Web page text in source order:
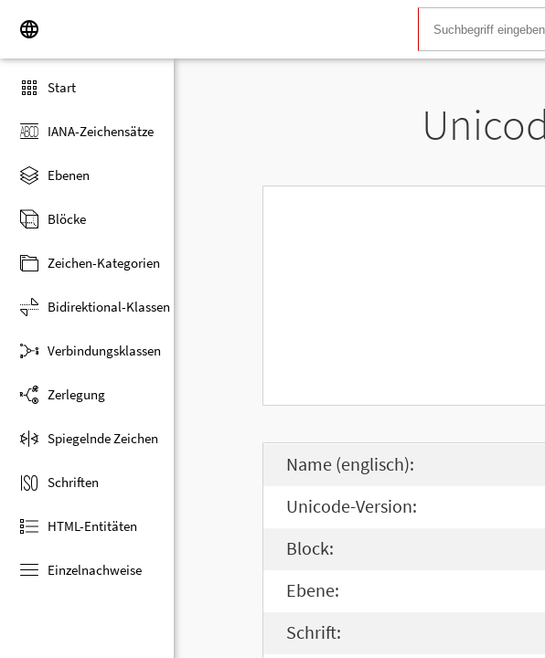
Start
IANA-Zeichensätze
Ebenen
Blöcke
Zeichen-Kategorien
Bidirektional-Klassen
Verbindungsklassen
Zerlegung
Spiegelnde Zeichen
Schriften
HTML-Entitäten
Einzelnachweise
Name (englisch):
Unicode-Version:
Block:
Ebene:
Schrift: